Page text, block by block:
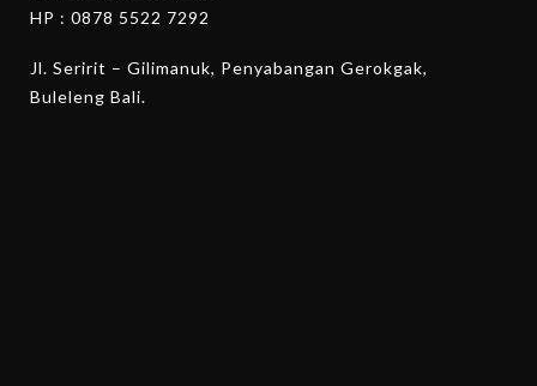
HP : 0878 5522 7292
Jl. Seririt – Gilimanuk, Penyabangan Gerokgak,
Buleleng Bali.